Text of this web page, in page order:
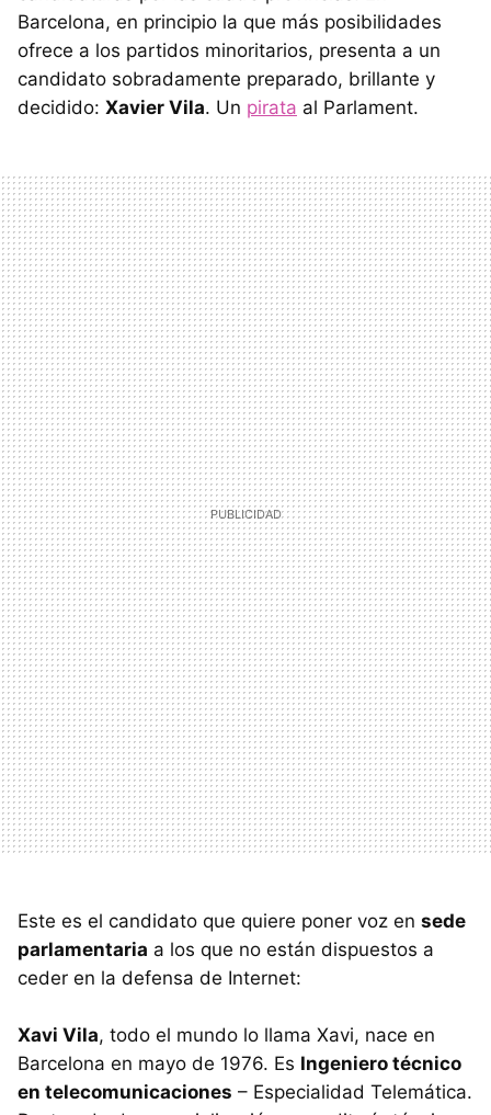
Barcelona, en principio la que más posibilidades
ofrece a los partidos minoritarios, presenta a un
candidato sobradamente preparado, brillante y
decidido: Xavier Vila. Un pirata al Parlament.
Este es el candidato que quiere poner voz en sede
parlamentaria a los que no están dispuestos a
ceder en la defensa de Internet:
Xavi Vila, todo el mundo lo llama Xavi, nace en
Barcelona en mayo de 1976. Es Ingeniero técnico
en telecomunicaciones – Especialidad Telemática.